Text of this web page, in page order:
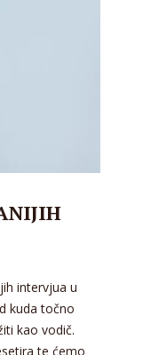
intervjua u
kuda točno
kao vodič.
te ćemo